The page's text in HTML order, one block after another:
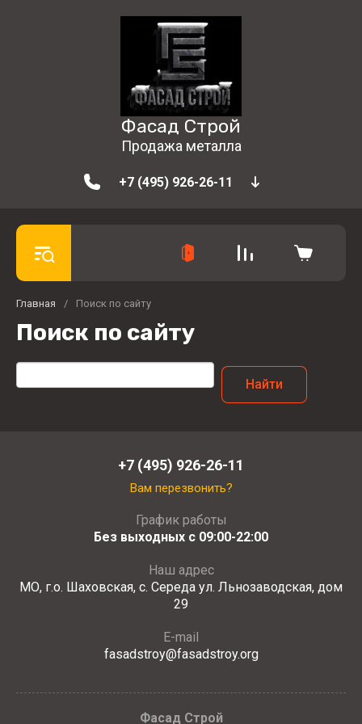
Фасад Строй
Продажа металла
+7 (495) 926-26-11
Главная / Поиск по сайту
Поиск по сайту
Найти
+7 (495) 926-26-11
Вам перезвонить?
График работы
Без выходных с 09:00-22:00
Наш адрес
МО, г.о. Шаховская, с. Середа ул. Льнозаводская, дом
29
E-mail
fasadstroy@fasadstroy.org
Фасад Строй